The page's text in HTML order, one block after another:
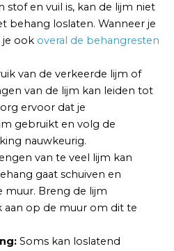
stof en vuil is, kan de lijm niet
behang loslaten. Wanneer je
ook overal de behangresten
van de verkeerde lijm of
van de lijm kan leiden tot
ervoor dat je
gebruikt en volg de
nauwkeurig.
van te veel lijm kan
gaat schuiven en
muur. Breng de lijm
aan op de muur om dit te
Soms kan loslatend